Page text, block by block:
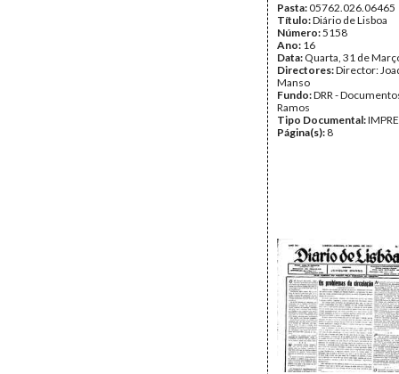
Pasta:05762.026.06465
Título:Diário de Lisboa
Número:5158
Ano: 16
Data: Quarta, 31 de
Directores:Director:
Manso
Fundo:DRR -
Ramos
Tipo Documental:
Página(s): 8